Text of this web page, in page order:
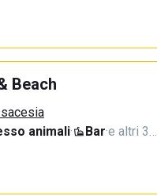
Beach
animali· Bar·e altri 3…